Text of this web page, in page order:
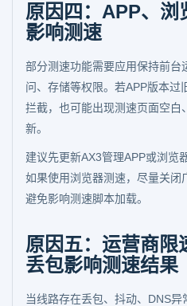
原因四：APP、浏
影响测速
部分测速功能需要应用保持前台
问、存储等权限。若APP版本过
拦截，也可能出现测速页面空白
新。
建议先更新AX3管理APP或浏览
如果使用浏览器测速，尽量关闭
避免影响测速脚本加载。
原因五：运营商限
丢包影响测速结果
当线路存在丢包、抖动、DNS